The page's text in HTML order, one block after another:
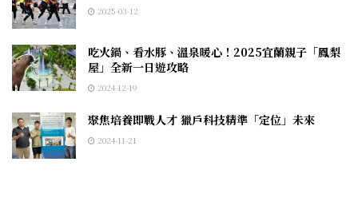
2025-03-12
吃火鍋、看水豚、溫泉暖心！2025宜蘭親子「鳳梨
屋」全新一日遊攻略
2024-12-19
聚焦培養即戰人才 獵戶科技精準「定位」未來
2024-11-21